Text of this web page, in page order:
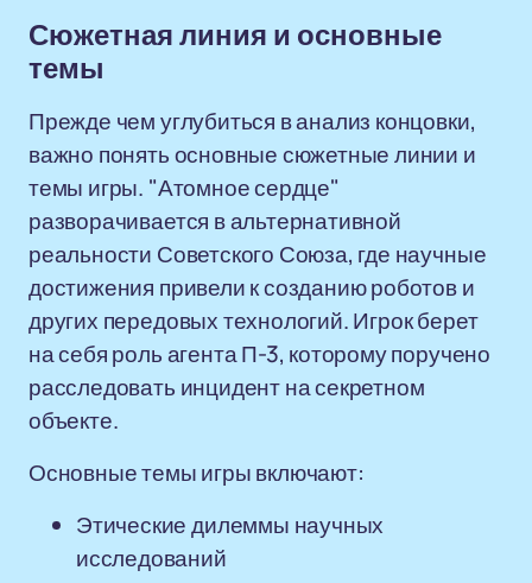
Сюжетная линия и основные
темы
Прежде чем углубиться в анализ концовки,
важно понять основные сюжетные линии и
темы игры. "Атомное сердце"
разворачивается в альтернативной
реальности Советского Союза, где научные
достижения привели к созданию роботов и
других передовых технологий. Игрок берет
на себя роль агента П-3, которому поручено
расследовать инцидент на секретном
объекте.
Основные темы игры включают:
Этические дилеммы научных
исследований